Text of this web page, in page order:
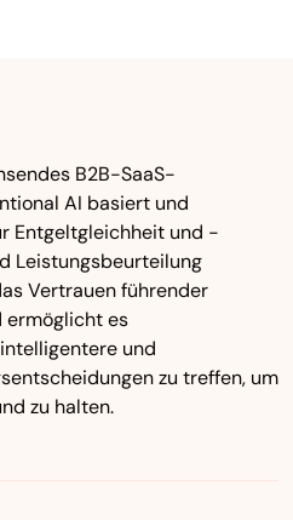
B2B-SaaS-
AI basiert und
Entgeltgleichheit und -
Leistungsbeurteilung
Vertrauen führender
ermöglicht es
und
zu treffen, um
zu halten.